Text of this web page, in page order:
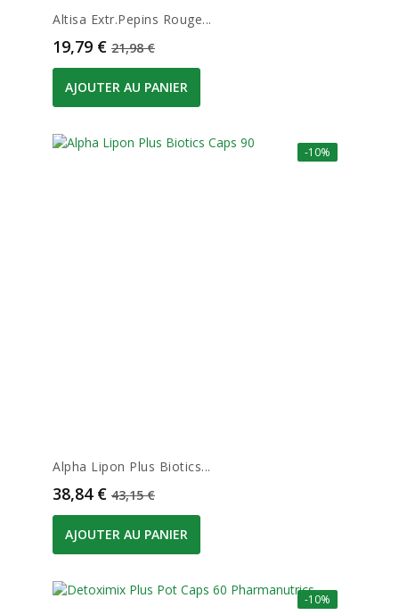
Altisa Extr.pepins Rouge...
Prix
19,79 € Prix de base
21,98 €
AJOUTER AU PANIER
-10%
Alpha Lipon Plus Biotics...
Prix
38,84 € Prix de base
43,15 €
AJOUTER AU PANIER
-10%